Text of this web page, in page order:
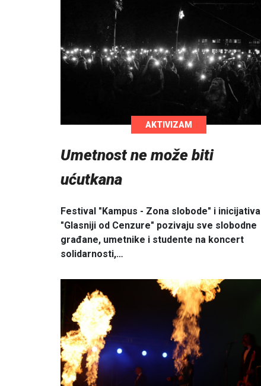
AKTIVIZAM
Umetnost ne može biti
ućutkana
Festival "Kampus - Zona slobode" i inicijativa
"Glasniji od Cenzure" pozivaju sve slobodne
građane, umetnike i studente na koncert
solidarnosti,…